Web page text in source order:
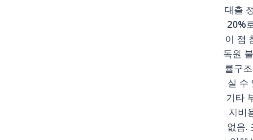
대출
20%
이 점
독원
률구
실 수
기타
지비
없음.